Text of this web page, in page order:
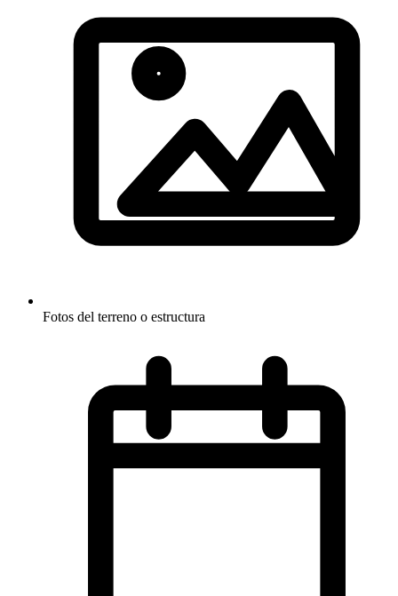
Fotos del terreno o estructura